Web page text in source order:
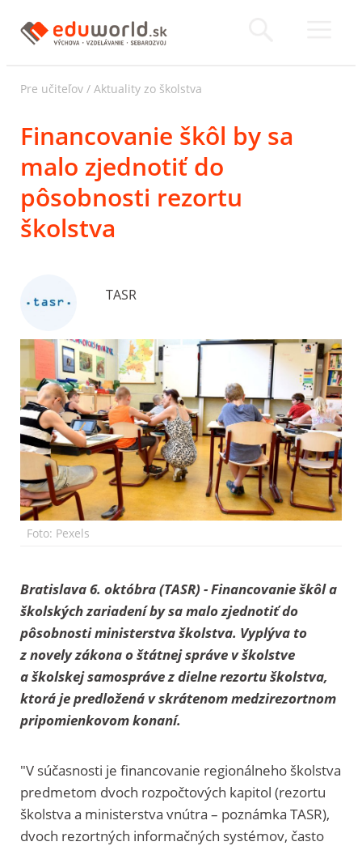
Pre učiteľov / Aktuality zo školstva
Financovanie škôl by sa
malo zjednotiť do
pôsobnosti rezortu
školstva
TASR
Foto: Pexels
Bratislava 6. októbra (TASR) - Financovanie škôl a
školských zariadení by sa malo zjednotiť do
pôsobnosti ministerstva školstva. Vyplýva to
z novely zákona o štátnej správe v školstve
a školskej samospráve z dielne rezortu školstva,
ktorá je predložená v skrátenom medzirezortnom
pripomienkovom konaní.
"V súčasnosti je financovanie regionálneho školstva
predmetom dvoch rozpočtových kapitol (rezortu
školstva a ministerstva vnútra – poznámka TASR),
dvoch rezortných informačných systémov, často